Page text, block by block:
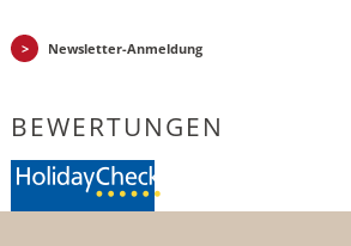
Newsletter-Anmeldung
BEWERTUNGEN